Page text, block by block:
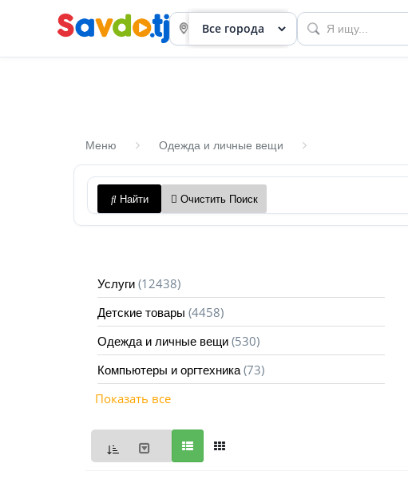
приборов
объявления
Меню Одежда и личные вещи
Найти Очистить Поиск
Услуги (12438)
Детские товары (4458)
Одежда и личные вещи (530)
Компьютеры и оргтехника (73)
Показать все